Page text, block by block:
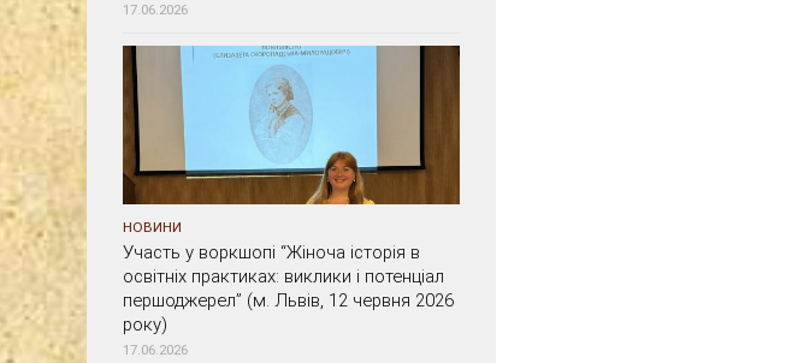
17.06.2026
НОВИНИ
Участь у воркшопі “Жіноча історія в
освітніх практиках: виклики і потенціал
першоджерел” (м. Львів, 12 червня 2026
року)
17.06.2026